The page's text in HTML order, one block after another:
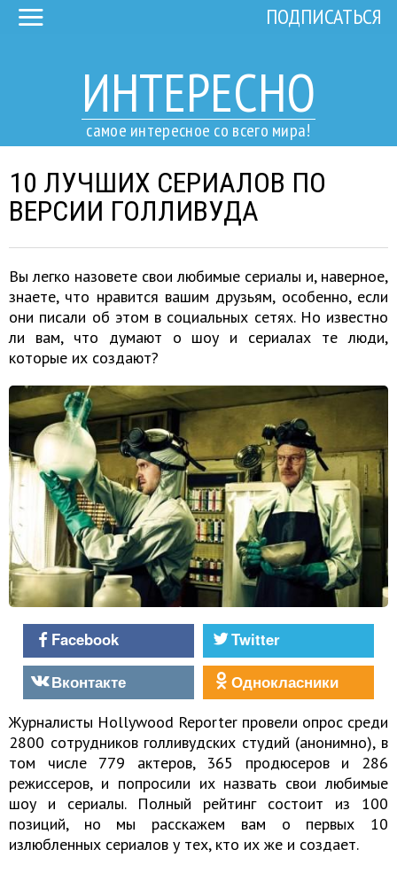
ИНТЕРЕСНО
самое интересное со всего мира!
ПОДПИСАТЬСЯ
10 ЛУЧШИХ СЕРИАЛОВ ПО
ВЕРСИИ ГОЛЛИВУДА
Вы легко назовете свои любимые сериалы и, наверное,
знаете, что нравится вашим друзьям, особенно, если
они писали об этом в социальных сетях. Но известно
ли вам, что думают о шоу и сериалах те люди,
которые их создают?
Facebook
Twitter
Вконтакте
Однокласники
Журналисты Hollywood Reporter провели опрос среди
2800 сотрудников голливудских студий (анонимно), в
том числе 779 актеров, 365 продюсеров и 286
режиссеров, и попросили их назвать свои любимые
шоу и сериалы. Полный рейтинг состоит из 100
позиций, но мы расскажем вам о первых 10
излюбленных сериалов у тех, кто их же и создает.